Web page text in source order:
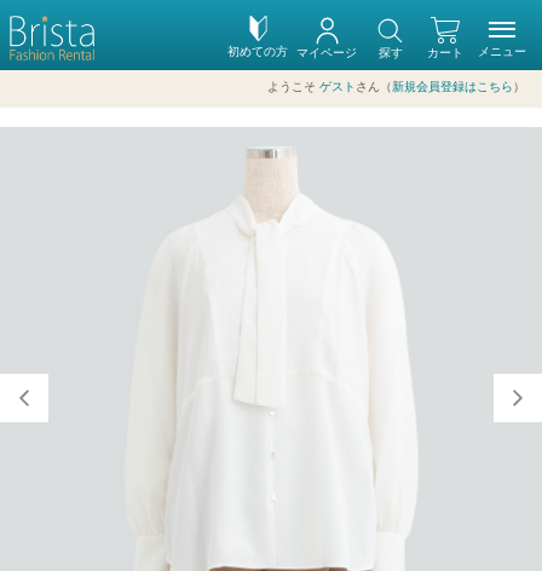
初めての方 カート
マイページ 探す
ようこそ ゲスト さん（新規会員登録はこちら ）
メニュー